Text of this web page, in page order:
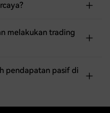
melakukan trading
pendapatan pasif di